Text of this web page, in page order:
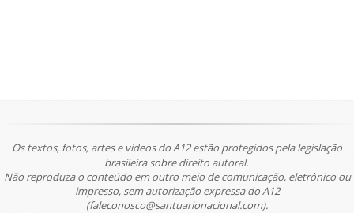
Os textos, fotos, artes e vídeos do A12 estão protegidos pela legislação
brasileira sobre direito autoral.
Não reproduza o conteúdo em outro meio de comunicação, eletrônico ou
impresso, sem autorização expressa do A12
(faleconosco@santuarionacional.com).